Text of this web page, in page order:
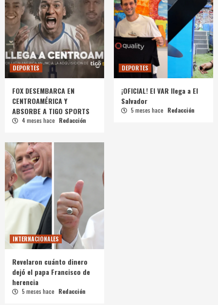
DEPORTES
FOX DESEMBARCA EN
CENTROAMÉRICA Y
ABSORBE A TIGO SPORTS
4 meses hace Redacción
DEPORTES
¡OFICIAL! El VAR llega a El
Salvador
5 meses hace Redacción
INTERNACIONALES
Revelaron cuánto dinero
dejó el papa Francisco de
herencia
5 meses hace Redacción